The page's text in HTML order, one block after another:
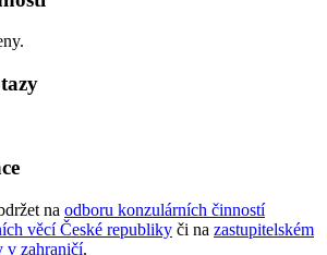
na odboru konzulárních činností
věcí České republiky či na zastupitelském
v zahraničí.